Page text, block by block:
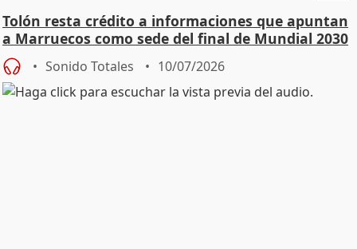
Tolón resta crédito a informaciones que apuntan
a Marruecos como sede del final de Mundial 2030
Sonido Totales 10/07/2026